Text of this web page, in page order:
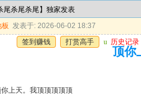
尾杀尾杀尾】独家发表
板 发表于: 2026-06-02 18:37
签到赚钱
打赏高手 u 历史记录
顶你
上天。我顶顶顶顶顶